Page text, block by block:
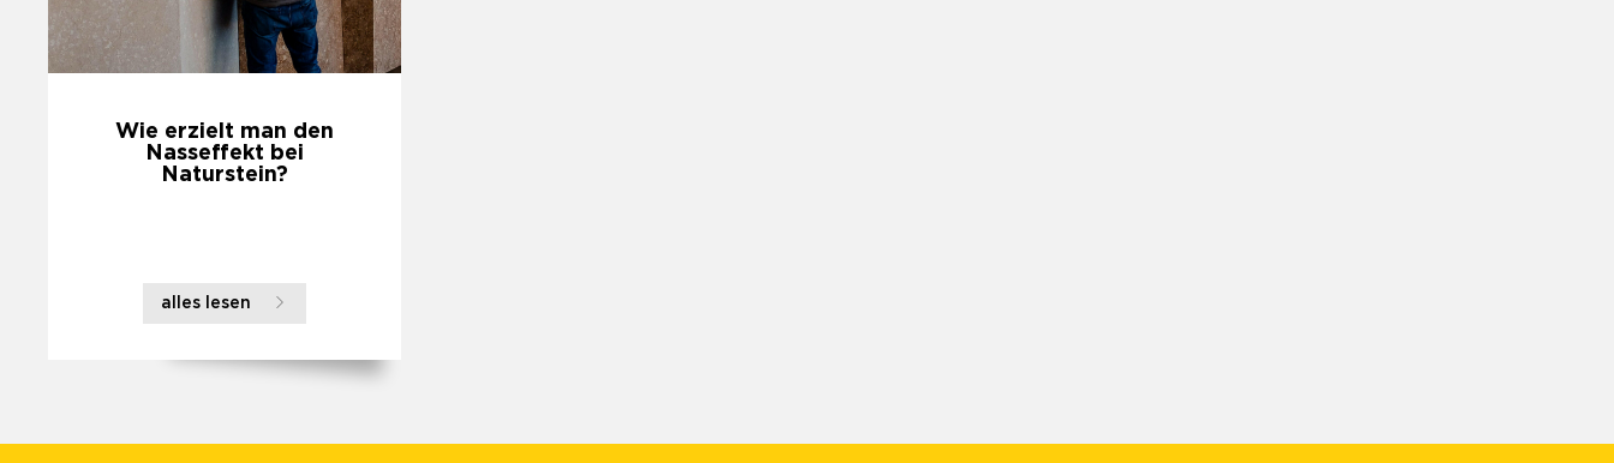
Wie erzielt man den
Nasseffekt bei
Naturstein?
alles lesen